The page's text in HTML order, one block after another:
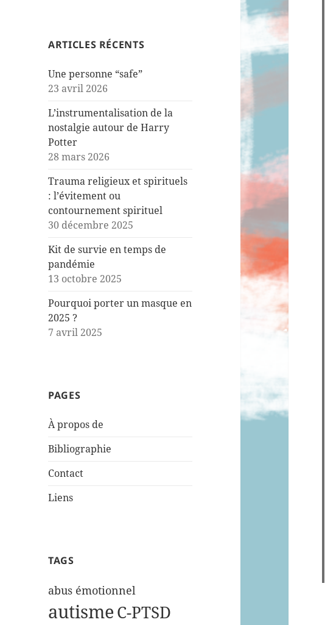
ARTICLES RÉCENTS
Une personne “safe”
23 avril 2026
L’instrumentalisation de la
nostalgie autour de Harry
Potter
28 mars 2026
Trauma religieux et spirituels
: l’évitement ou
contournement spirituel
30 décembre 2025
Kit de survie en temps de
pandémie
13 octobre 2025
Pourquoi porter un masque en
2025 ?
7 avril 2025
PAGES
À propos de
Bibliographie
Contact
Liens
TAGS
abus émotionnel
autismeC-PTSD